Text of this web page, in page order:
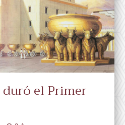
duró el Primer